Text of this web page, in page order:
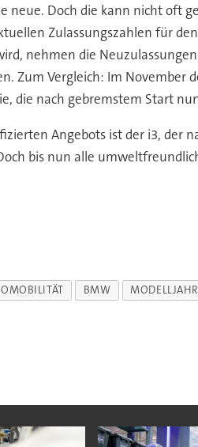
Doch die kann nicht oft
Zulassungszahlen für
nehmen die
Zum Vergleich: Im November
die nach gebremstem Start
Angebots ist der i3, der
bis nun alle
BMW